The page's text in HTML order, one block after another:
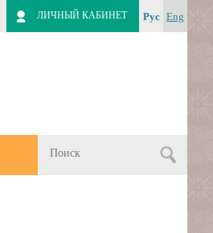
Рус Eng
ЛИЧНЫЙ КАБИНЕТ